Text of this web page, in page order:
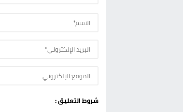
شروط التعليق :